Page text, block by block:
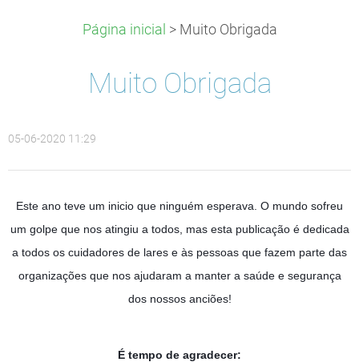
Página inicial > Muito Obrigada
Muito Obrigada
05-06-2020 11:29
Este ano teve um inicio que ninguém esperava. O mundo sofreu
um golpe que nos atingiu a todos, mas esta publicação é dedicada
a todos os cuidadores de lares e às pessoas que fazem parte das
organizações que nos ajudaram a manter a saúde e segurança
dos nossos anciões!
É tempo de agradecer: